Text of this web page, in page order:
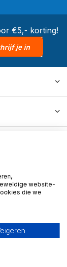
€5,- korting!
je in
website-
die we